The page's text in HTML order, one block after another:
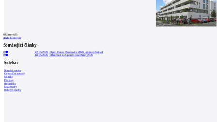
0komentářů
přidat komentář
Související články
0 22.05.2026 |Open House Boskovice 2026 - pop-up festival
0 18.05.2026 |Ohlédnutí za Open House Brno 2026
Sidebar
Domácí zprávy
Zahraniční zprávy
Soutěže
Výstavy
Přednášky
Rozhovory
Tiskové zprávy